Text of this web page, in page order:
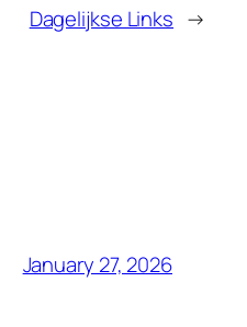
Dagelijkse Links →
January 27, 2026